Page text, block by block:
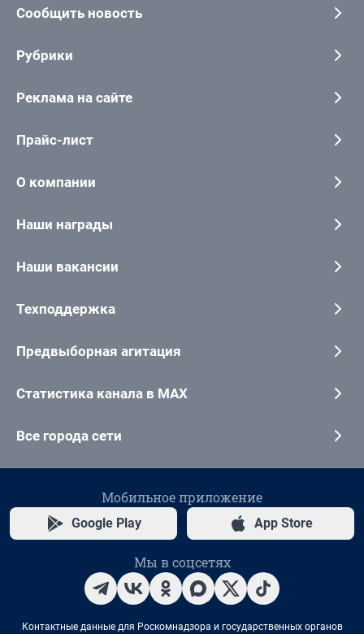
Сообщить новость
Рубрики
Реклама на сайте
Прайс-лист
О компании
Наши награды
Наши вакансии
Техподдержка
Предвыборная агитация
Статистика канала в MAX
Все города сети
Мобильное приложение
Google Play App Store
Мы в соцсетях
Контактные данные для Роскомнадзора и государственных органов